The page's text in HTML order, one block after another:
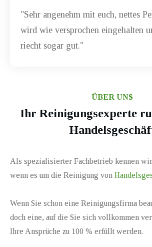
"Sehr angenehm mit euch, nettes
wird wie versprochen eingehalten
riecht sogar gut."
ÜBER UNS
Ihr Reinigungsexperte
Als spezialisierter Fachbetrieb kennen wir
wenn es um die Reinigung von
Wenn Sie schon eine Reinigungsfirma
doch eine, auf die Sie sich vollkommen
Ihre Ansprüche zu 100 % erfüllt werden.